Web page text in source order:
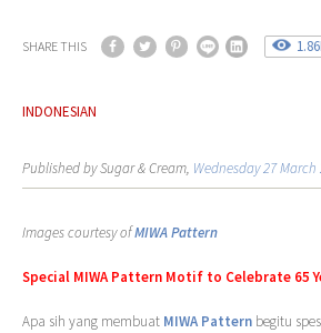
SHARE THIS
INDONESIAN
Published by Sugar & Cream, Wednesday 27 March
Images courtesy ofMIWA Pattern
Special MIWA Pattern Motif to Celebrate 65
Apa sih yang membuat MIWA Pattern begitu